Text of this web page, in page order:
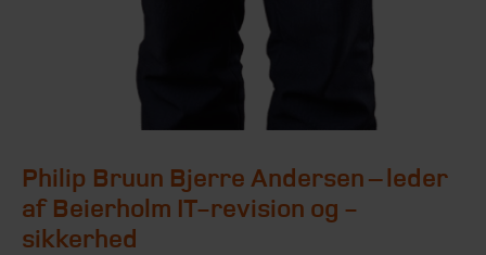
Philip Bruun Bjerre Andersen – leder
af Beierholm IT-revision og -
sikkerhed